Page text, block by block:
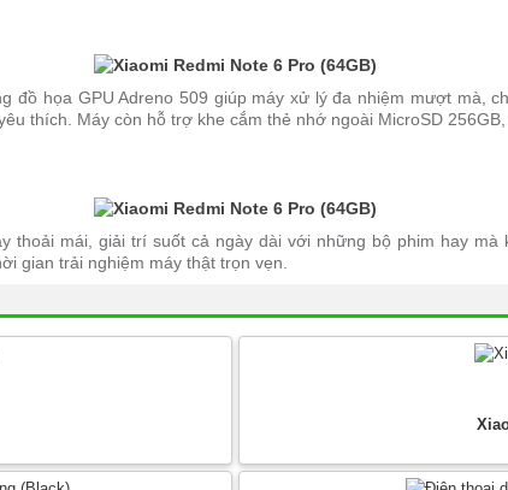
đồ họa GPU Adreno 509 giúp máy xử lý đa nhiệm mượt mà,
thích. Máy còn hỗ trợ khe cắm thẻ nhớ ngoài MicroSD
thoải mái, giải trí suốt cả ngày dài với những bộ phim hay
gian trải nghiệm máy thật trọn vẹn.